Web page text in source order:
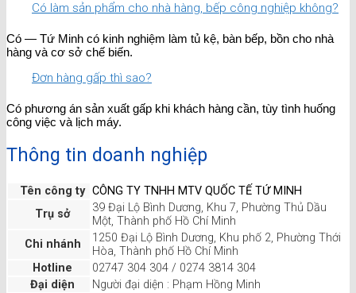
Có làm sản phẩm cho nhà hàng, bếp công nghiệp không?
Có — Tứ Minh có kinh nghiệm làm tủ kệ, bàn bếp, bồn cho nhà
hàng và cơ sở chế biến.
Đơn hàng gấp thì sao?
Có phương án sản xuất gấp khi khách hàng cần, tùy tình huống
công việc và lịch máy.
Thông tin doanh nghiệp
Tên công ty CÔNG TY TNHH MTV QUỐC TẾ TỨ MINH
Trụ sở
39 Đại Lộ Bình Dương, Khu 7, Phường Thủ Dầu
Một, Thành phố Hồ Chí Minh
Chi nhánh
1250 Đại Lộ Bình Dương, Khu phố 2, Phường Thới
Hòa, Thành phố Hồ Chí Minh
Hotline
02747 304 304 / 0274 3814 304
Đại diện
Người đại diện : Phạm Hồng Minh